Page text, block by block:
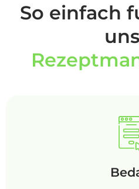
So einfach